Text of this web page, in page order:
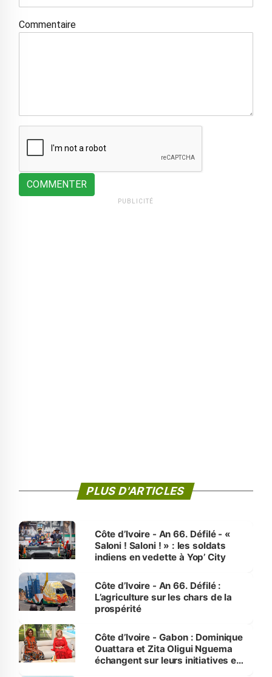
Commentaire
COMMENTER
PUBLICITÉ
PLUS D'ARTICLES
Côte d’Ivoire - An 66. Défilé - «
Saloni ! Saloni ! » : les soldats
indiens en vedette à Yop’ City
Côte d’Ivoire - An 66. Défilé :
L’agriculture sur les chars de la
prospérité
Côte d’Ivoire - Gabon : Dominique
Ouattara et Zita Oligui Nguema
échangent sur leurs initiatives en